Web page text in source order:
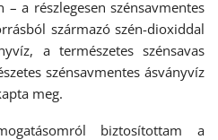
– a részlegesen szénsavmentes
származó szén-dioxiddal
a természetes szénsavas
szénsavmentes ásványvíz
meg.
biztosítottam a